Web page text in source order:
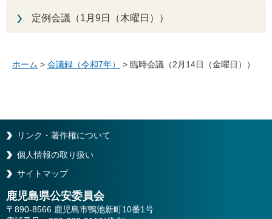
定例会議（1月9日（木曜日））
ホーム > 会議録（令和7年） > 臨時会議（2月14日（金曜日））
リンク・著作権について
個人情報の取り扱い
サイトマップ
鹿児島県公安委員会
〒890-8566 鹿児島市鴨池新町10番1号